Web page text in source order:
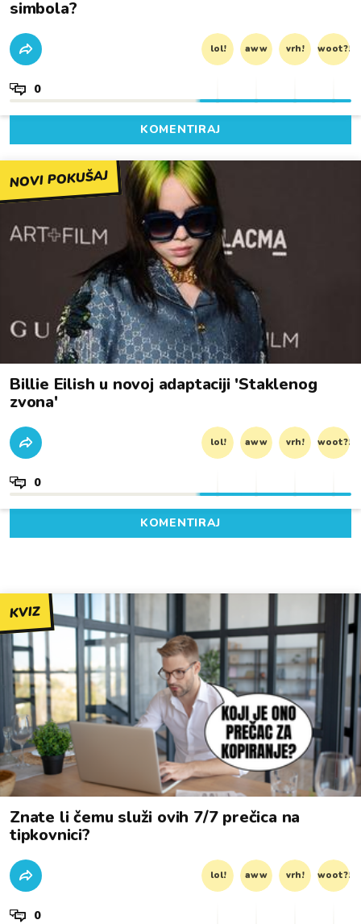
simbola?
lol! aww vrh! woot?!
0
KOMENTIRAJ
NOVI POKUŠAJ
Billie Eilish u novoj adaptaciji 'Staklenog
zvona'
lol! aww vrh! woot?!
0
KOMENTIRAJ
KVIZ
Znate li čemu služi ovih 7/7 prečica na
tipkovnici?
lol! aww vrh! woot?!
0